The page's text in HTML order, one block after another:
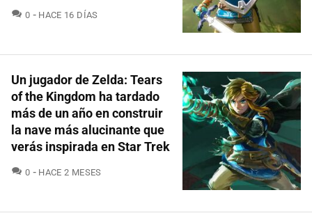
0 COMENTARIOS
HACE 16 DÍAS
Un jugador de Zelda: Tears
of the Kingdom ha tardado
más de un año en construir
la nave más alucinante que
verás inspirada en Star Trek
0 COMENTARIOS
HACE 2 MESES